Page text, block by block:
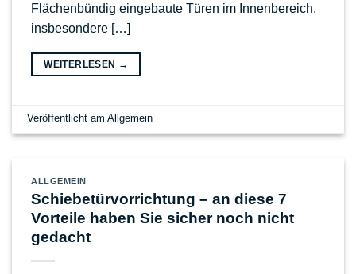
Flächenbündig eingebaute Türen im Innenbereich,
insbesondere […]
WEITERLESEN →
Veröffentlicht amAllgemein
ALLGEMEIN
Schiebetürvorrichtung – an diese 7
Vorteile haben Sie sicher noch nicht
gedacht